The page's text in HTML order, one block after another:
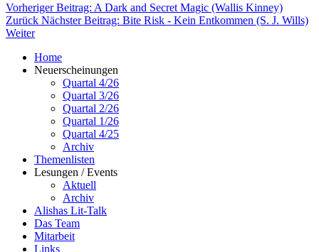
Vorheriger Beitrag: A Dark and Secret Magic (Wallis Kinney)
Zurück Nächster Beitrag: Bite Risk - Kein Entkommen (S. J. Wills)
Weiter
Home
Neuerscheinungen
Quartal 4/26
Quartal 3/26
Quartal 2/26
Quartal 1/26
Quartal 4/25
Archiv
Themenlisten
Lesungen / Events
Aktuell
Archiv
Alishas Lit-Talk
Das Team
Mitarbeit
Links